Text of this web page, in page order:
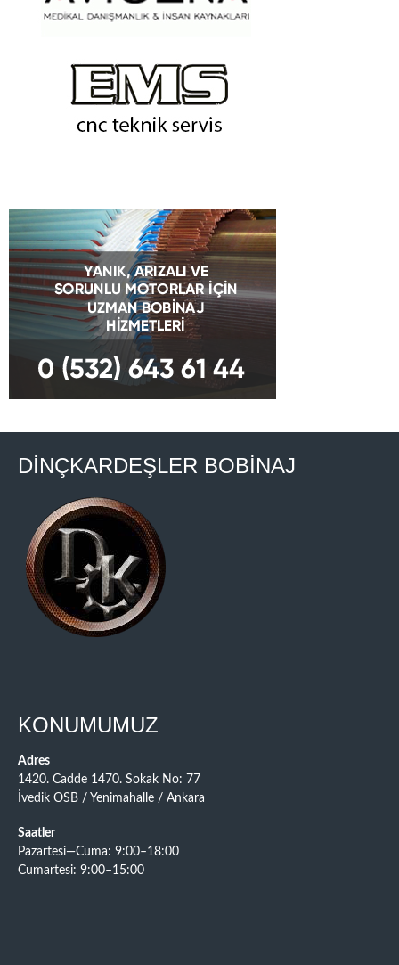
DİNÇKARDEŞLER BOBİNAJ
KONUMUMUZ
Adres
1420. Cadde 1470. Sokak No: 77
İvedik OSB / Yenimahalle / Ankara
Saatler
Pazartesi—Cuma: 9:00–18:00
Cumartesi: 9:00–15:00